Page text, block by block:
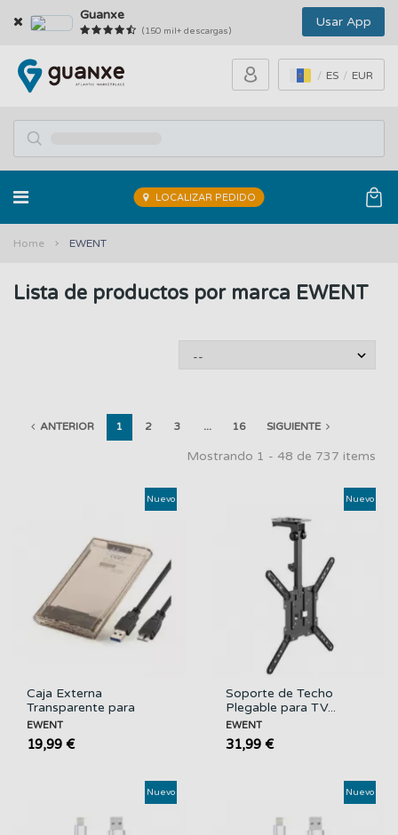
Guanxe
(150 mil+ descargas)
Usar App
ES EUR
LOCALIZAR PEDIDO
Home EWENT
Lista de productos por marca EWENT
ANTERIOR 1 2 3 ... 16 SIGUIENTE
Mostrando 1 - 48 de 737 items
Caja Externa
Transparente para
Disco...
EWENT
19,99 €
Nuevo
Soporte de Techo
Plegable para TV...
EWENT
31,99 €
Nuevo
Nuevo Nuevo